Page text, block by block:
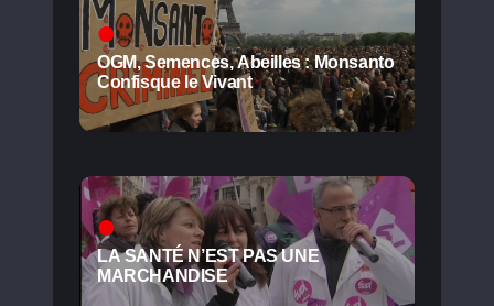
OGM, Semences, Abeilles : Monsanto
Confisque le Vivant
LA SANTÉ N’EST PAS UNE
MARCHANDISE